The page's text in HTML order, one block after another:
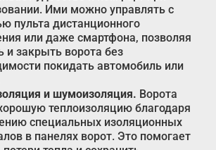
Ими можно управлять с
пульта дистанционного
или даже смартфона, позволяя
и закрыть ворота без
покидать автомобиль или
и шумоизоляция. Ворота
теплоизоляцию благодаря
специальных изоляционных
в панелях ворот. Это помогает